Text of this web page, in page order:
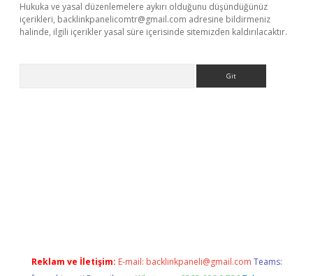
Hukuka ve yasal düzenlemelere aykırı olduğunu düşündüğünüz
içerikleri, backlinkpanelicomtr@gmail.com adresine bildirmeniz
halinde, ilgili içerikler yasal süre içerisinde sitemizden kaldırılacaktır.
Reklam ve İletişim: E-mail: backlinkpaneli@gmail.com Teams: